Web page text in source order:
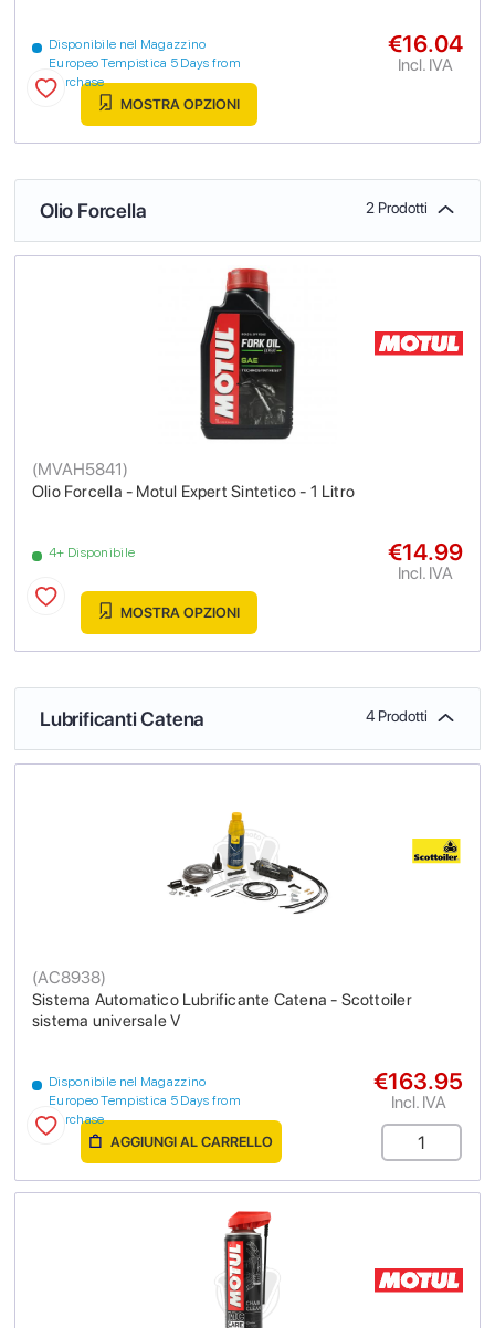
Disponibile nel Magazzino
Europeo Tempistica 5 Days from
purchase
€16.04
Incl. IVA
MOSTRA OPZIONI
Olio Forcella 2 Prodotti
Olio Forcella - Motul Expert Sintetico - 1 Litro
(MVAH5841)
4+ Disponibile €14.99
Incl. IVA
MOSTRA OPZIONI
Lubrificanti Catena 4 Prodotti
Sistema Automatico Lubrificante Catena - Scottoiler
sistema universale V
(AC8938)
Disponibile nel Magazzino
Europeo Tempistica 5 Days from
purchase
€163.95
Incl. IVA
AGGIUNGI AL CARRELLO